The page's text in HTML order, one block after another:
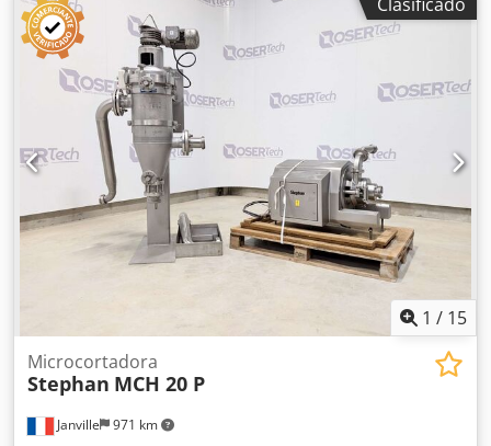
estado de funcionamiento, lista para usar.
1 / 15
Janville 971 km
Microcortadora
Stephan MCH 20 P